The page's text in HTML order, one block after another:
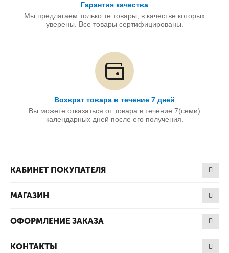
Гарантия качества
Мы предлагаем только те товары, в качестве которых
уверены. Все товары сертифицированы.
Возврат товара в течение 7 дней
Вы можете отказаться от товара в течение 7(семи)
календарных дней после его получения.
КАБИНЕТ ПОКУПАТЕЛЯ
МАГАЗИН
ОФОРМЛЕНИЕ ЗАКАЗА
КОНТАКТЫ